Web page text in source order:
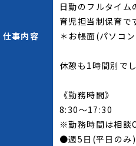
仕事内容
日勤のフルタイム
育児担当制保育で
＊お帳面(パソコ
休憩も1時間別で
《勤務時間》
8:30～17:30
※勤務時間は相談
●週5日(平日のみ)